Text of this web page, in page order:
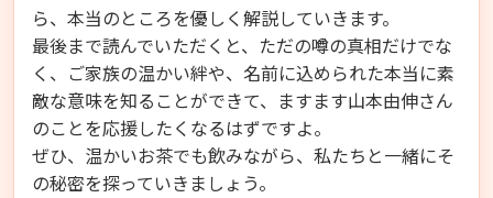
ら、本当のところを優しく解説していきます。
最後まで読んでいただくと、ただの噂の真相だけでな
く、ご家族の温かい絆や、名前に込められた本当に素
敵な意味を知ることができて、ますます山本由伸さん
のことを応援したくなるはずですよ。
ぜひ、温かいお茶でも飲みながら、私たちと一緒にそ
の秘密を探っていきましょう。